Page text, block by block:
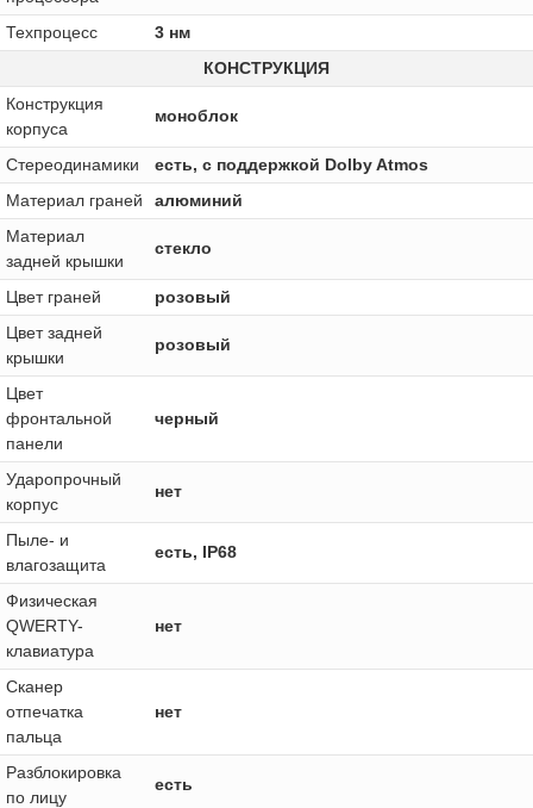
Техпроцесс
3 нм
КОНСТРУКЦИЯ
Конструкция
корпуса
моноблок
Стереодинамики
есть, с поддержкой Dolby Atmos
Материал граней
алюминий
Материал
задней крышки
стекло
Цвет граней
розовый
Цвет задней
крышки
розовый
Цвет
фронтальной
панели
черный
Ударопрочный
корпус
нет
Пыле- и
влагозащита
есть, IP68
Физическая
QWERTY-
клавиатура
нет
Сканер
отпечатка
пальца
нет
Разблокировка
по лицу
есть